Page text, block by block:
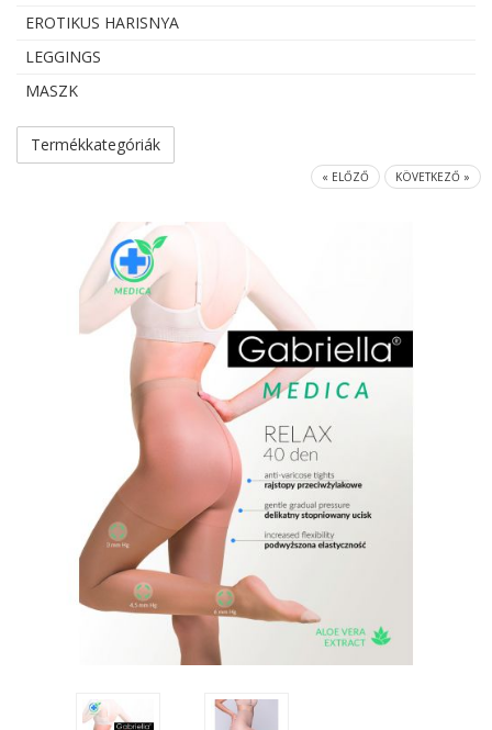
EROTIKUS HARISNYA
LEGGINGS
MASZK
Termékkategóriák
« ELŐZŐ KÖVETKEZŐ »